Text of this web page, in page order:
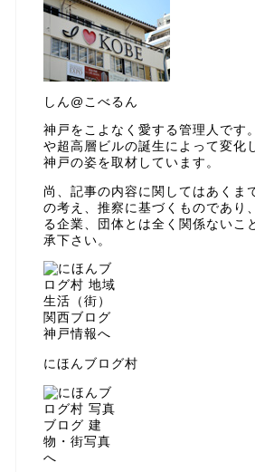
しん@こべるん
神戸をこよなく愛する管理人です
や超高層ビルの誕生によって変化
神戸の姿を取材しています。
尚、記事の内容に関してはあくま
の考え、推察に基づくものであり
る企業、団体とは全く関係ないこ
承下さい。
にほんブログ村